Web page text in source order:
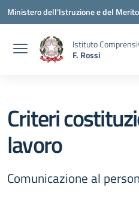
Vai ai contenuti
Vai al menu di navigazione
Vai al footer
Ministero dell'Istruzione e del Merito
Istituto
F. Rossi
Criteri
lavoro
Comunicazione al